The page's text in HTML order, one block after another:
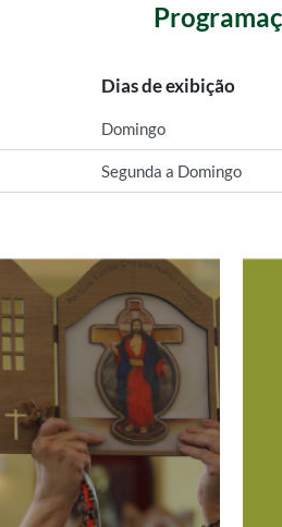
Dias de exibição
Domingo
Segunda a Domingo